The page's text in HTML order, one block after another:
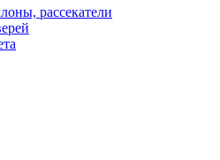
рассекатели